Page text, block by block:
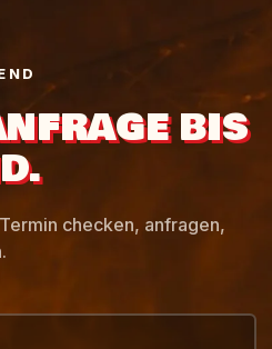
BIS
checken, anfragen,